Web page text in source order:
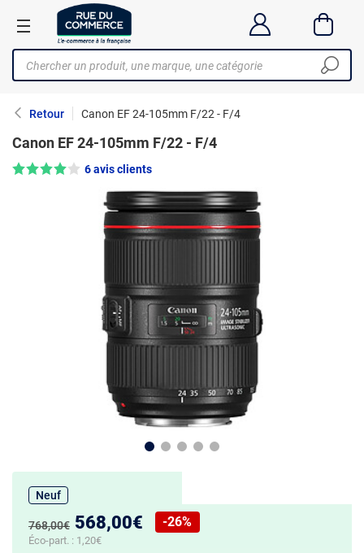
Retour Canon EF 24-105mm F/22 - F/4
Canon EF 24-105mm F/22 - F/4
Note : 4/5 — 6 avis clients
Neuf
Ancien prix :
768,00€ Nouveau prix :
568,00€
Réduction de :
-26%
Éco-part. : 1,20€